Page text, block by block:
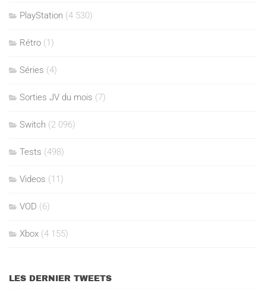
PlayStation (4 530)
Rétro (1)
Séries (4)
Sorties JV du mois (7)
Switch (2 096)
Tests (498)
Videos (11)
VOD (6)
Xbox (4 155)
LES DERNIER TWEETS